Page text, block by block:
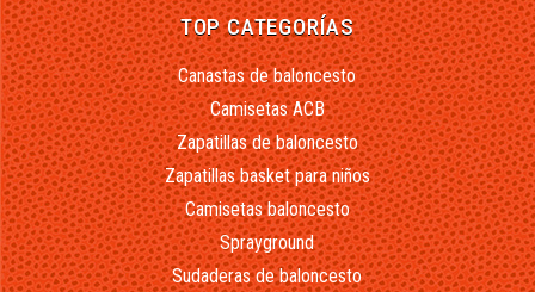
TOP CATEGORÍAS
Canastas de baloncesto
Camisetas ACB
Zapatillas de baloncesto
Zapatillas basket para niños
Camisetas baloncesto
Sprayground
Sudaderas de baloncesto